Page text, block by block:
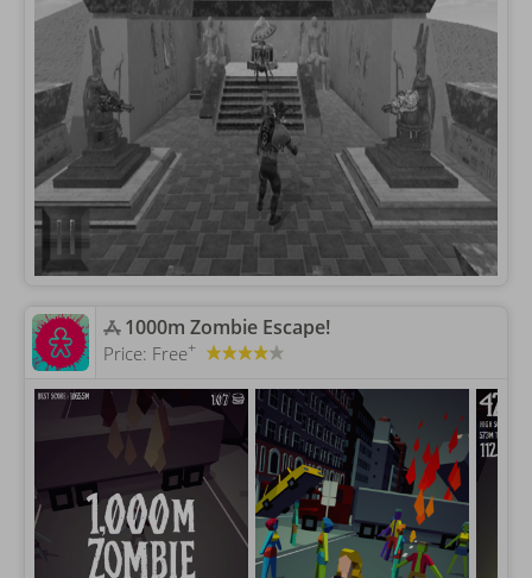
‎1000m Zombie Escape!
Price: Free+